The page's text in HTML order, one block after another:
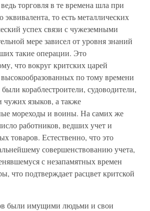
торговля в те времена шла при
эквивалента, то есть металлических
успех связи с чужеземными
мере зависел от уровня знаний
такие операции. Это
что вокруг критских царей
по тому времени
кораблестроители, судоводители,
чужих языков, а также
мореходы и воины. На самих же
работников, ведших учет и
товаров. Естественно, что это
совершенствованию учета,
с незапамятных времен
что подтверждает расцвет критской
были имущими людьми и свои